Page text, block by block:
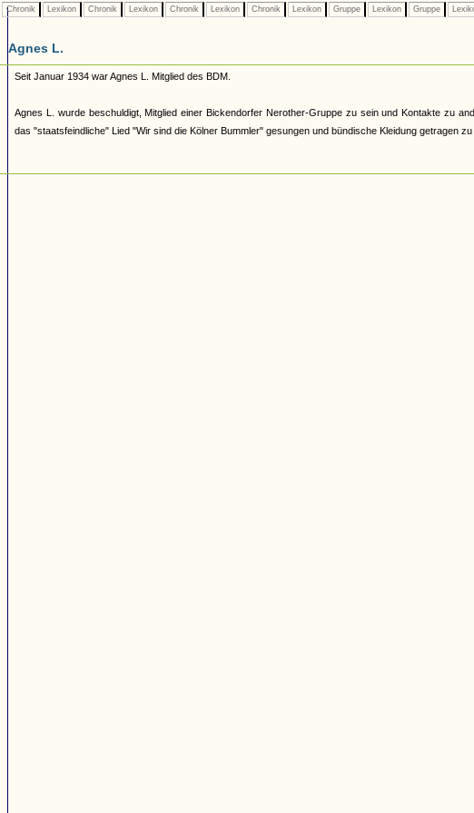
Chronik Lexikon Chronik Lexikon Chronik Lexikon Chronik Lexikon Gruppe Lexikon Gruppe
Agnes L.
Seit Januar 1934 war Agnes L. Mitglied des BDM.
Agnes L. wurde beschuldigt, Mitglied einer Bickendorfer Nerother-Gruppe zu sein und Kontakte zu
das "staatsfeindliche" Lied "Wir sind die Kölner Bummler" gesungen und bündische Kleidung getragen zu